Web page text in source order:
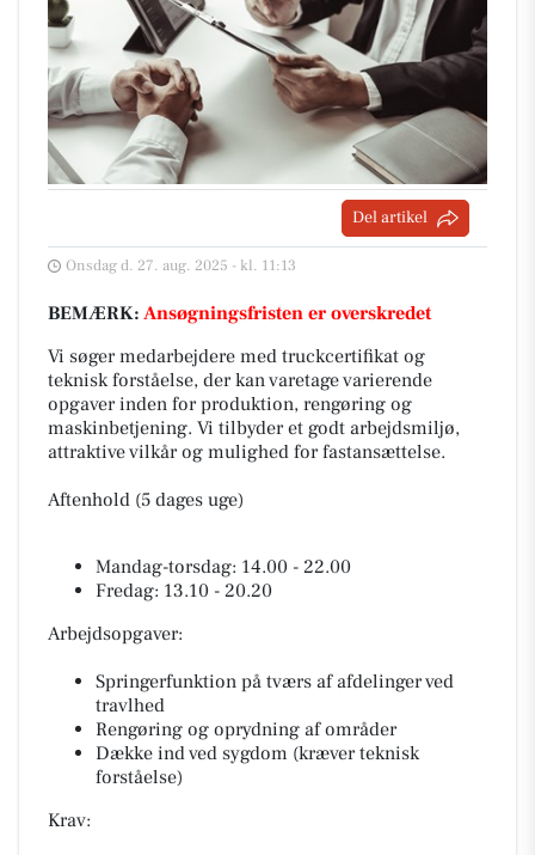
Del artikel
Onsdag d. 27. aug. 2025 - kl. 11:13
BEMÆRK: Ansøgningsfristen er overskredet
Vi søger medarbejdere med truckcertifikat og
teknisk forståelse, der kan varetage varierende
opgaver inden for produktion, rengøring og
maskinbetjening. Vi tilbyder et godt arbejdsmiljø,
attraktive vilkår og mulighed for fastansættelse.
Aftenhold (5 dages uge)
Mandag-torsdag: 14.00 - 22.00
Fredag: 13.10 - 20.20
Arbejdsopgaver:
Springerfunktion på tværs af afdelinger ved
travlhed
Rengøring og oprydning af områder
Dække ind ved sygdom (kræver teknisk
forståelse)
Krav: